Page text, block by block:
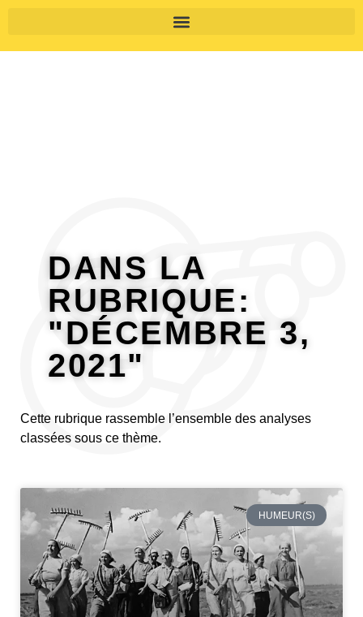
DANS LA
RUBRIQUE:
"DÉCEMBRE 3,
2021"
Cette rubrique rassemble l’ensemble des analyses
classées sous ce thème.
HUMEUR(S)